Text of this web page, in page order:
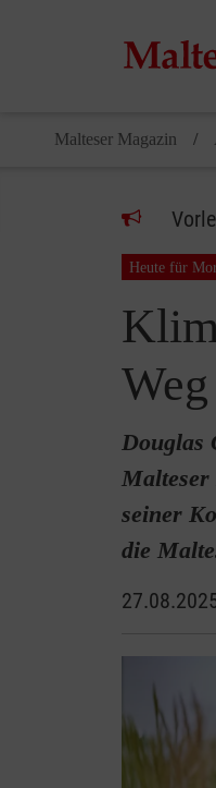
Malteser Magazin
Heute für
Douglas
seiner
die